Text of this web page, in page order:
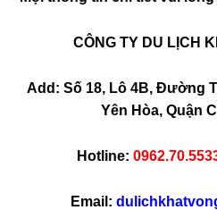
CÔNG TY DU LỊCH
Add: Số 18, Lô 4B, Đường
Yên Hòa, Quận
Hotline:
Email: